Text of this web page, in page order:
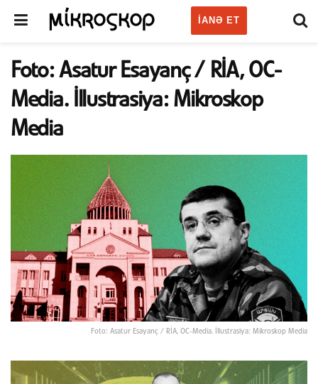
IANƏ ET
Foto: Asatur Esayanç / RİA, OC-
Media. İllustrasiya: Mikroskop
Media
Foto: Asatur Esayanç / RİA, OC-Media. İllustrasiya: Mikroskop Media